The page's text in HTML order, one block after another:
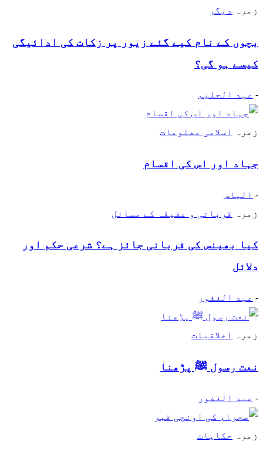
زمرہ دیگر
بچوں کے نام کیے گئے زیور پر زکات کی ادائیگی
کیسے ہو گی؟
- عبد الحلیم
زمرہ اسلامی معلومات
جہاد اور اس کی اقسام
- الیاس
زمرہ
قربانی و عقیقہ کے مسائل
کیا بھینس کی قربانی جائز ہے؟ شرعی حکم اور
دلائل
- عبد الغفور
زمرہ اخلاقیات
نعت رسول ﷺ پڑھنا
- عبد الغفور
زمرہ حکایات